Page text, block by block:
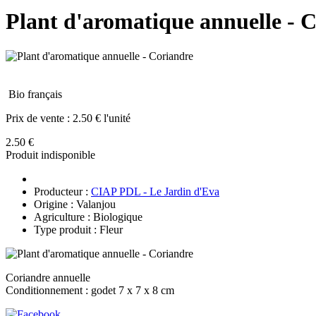
Plant d'aromatique annuelle -
Bio français
Prix de vente : 2.50 € l'unité
2.50 €
Produit indisponible
Producteur : CIAP PDL - Le Jardin d'Eva
Origine : Valanjou
Agriculture : Biologique
Type produit : Fleur
Coriandre annuelle
Conditionnement : godet 7 x 7 x 8 cm